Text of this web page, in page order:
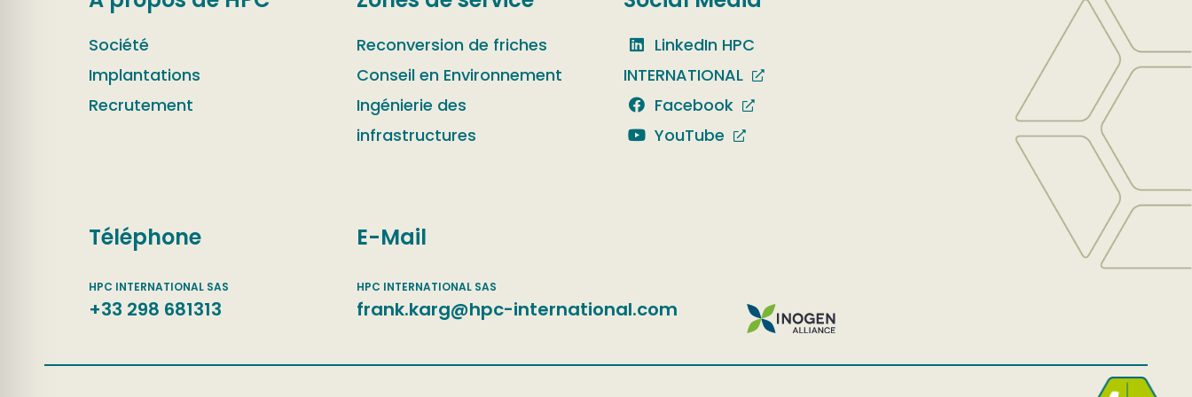
Société
Implantations
Recrutement
Reconversion de friches
Conseil en Environnement
Ingénierie des
infrastructures
LinkedIn HPC
INTERNATIONAL
Facebook
YouTube
Téléphone
+33 298 681313
E-Mail
frank.karg@hpc-international.com